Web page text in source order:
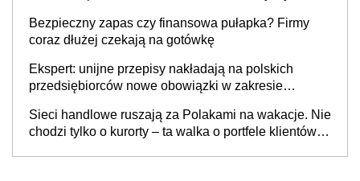
Bezpieczny zapas czy finansowa pułapka? Firmy
coraz dłużej czekają na gotówkę
Ekspert: unijne przepisy nakładają na polskich
przedsiębiorców nowe obowiązki w zakresie
Sieci handlowe ruszają za Polakami na wakacje. Nie
chodzi tylko o kurorty – ta walka o portfele klientów